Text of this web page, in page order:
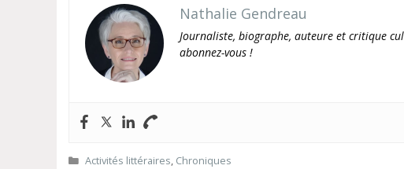
Nathalie Gendreau
Journaliste, biographe, auteure et critique
abonnez-vous !
Catégories
Activités littéraires, Chroniques